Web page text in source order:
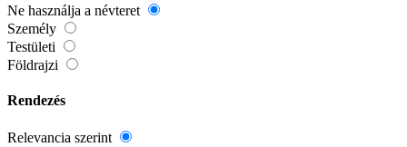
Ne használja a névteret
Személy
Testületi
Földrajzi
Rendezés
Relevancia szerint